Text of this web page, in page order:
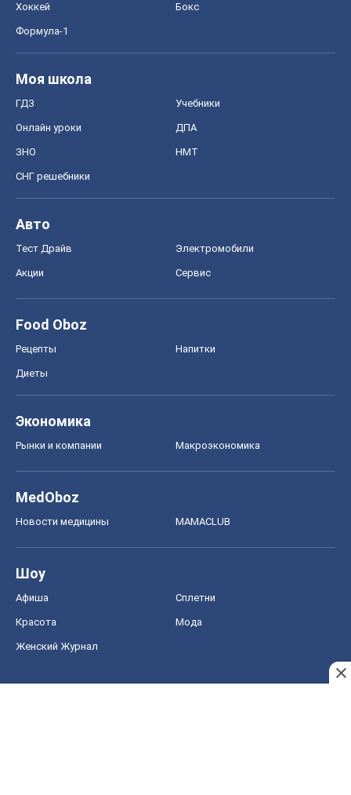
Хоккей Бокс
Формула-1
Моя школа
ГДЗ Учебники
Онлайн уроки ДПА
ЗНО НМТ
СНГ решебники
Авто
Тест Драйв Электромобили
Акции Сервис
Food Oboz
Рецепты Напитки
Диеты
Экономика
Рынки и компании Mакроэкономика
MedOboz
Новости медицины MAMACLUB
Шоу
Афиша Сплетни
Красота Мода
Женский Журнал